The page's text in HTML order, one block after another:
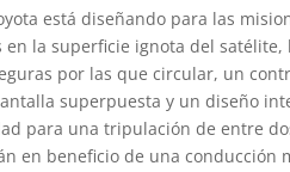
está diseñando para las
en la superficie ignota del
por las que circular, un
superpuesta y un diseño
para una tripulación de entre
en beneficio de una conducción